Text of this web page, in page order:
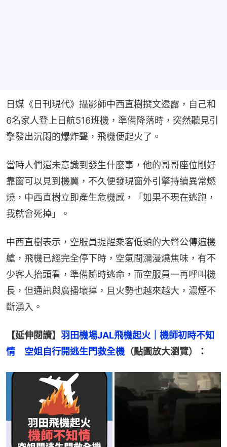
日媒《日刊現代》攝影師中西直樹撰文透露，自己和
6名家人登上日航516班機，準備降落時，突然聽見引
擎發出沉悶的爆炸聲，飛機便起火了。
當時人們還未意識到發生什麼事，他的哥哥座位剛好
靠窗可以見到機翼，不久便發現窗外引擎持續異常燃
燒，中西直樹立即產生危機感，「如果不現在逃跑，
我就會死掉」。
中西直樹表示，空服員提醒乘客低頭的大聲公傳遍機
艙，飛機已經完全停下時，空氣間瀰漫燒焦味，有不
少客人抬頭看，準備隨時逃命，而空服員一再呼叫機
長，但通訊與廣播壞掉，且火勢也越來越大，濃煙不
斷湧入。
【延伸閱讀】 羽田機場JAL飛機起火｜機師初時不知
情　空姐自行開逃生門救全機 （點圖放大瀏覽）：